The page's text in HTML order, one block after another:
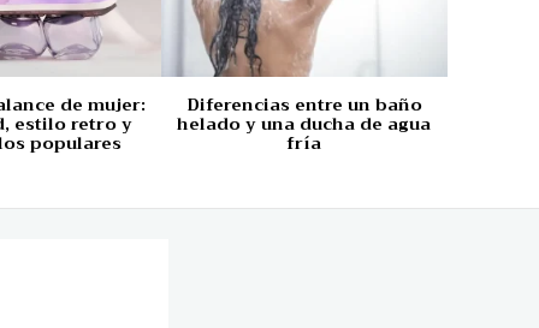
de mujer:
estilo retro y
populares
Diferencias entre un baño
helado y una ducha de agua
fría